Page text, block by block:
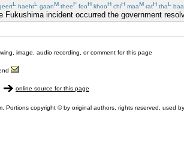
L haehtL gaanM theeF fooH khooH chiH maaM ratH thaL
Fukushima incident occurred the government
image, audio recording, or comment for this page
online source for this page
Portions copyright © by original authors, rights reserved, used